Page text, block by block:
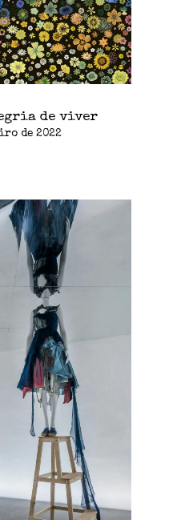
de viver
de 2022